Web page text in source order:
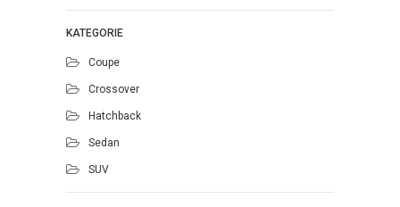
KATEGORIE
Coupe
Crossover
Hatchback
Sedan
SUV